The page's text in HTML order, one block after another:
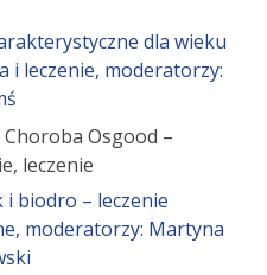
dla wieku
i leczenie, moderatorzy:
Osgood –
leczenie
i biodro – leczenie
moderatorzy: Martyna